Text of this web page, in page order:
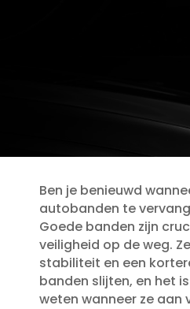
Ben je benieuwd
autobanden te
Goede banden zijn
veiligheid op de weg.​
stabiliteit en een
banden slijten, en het
weten wanneer ze aan